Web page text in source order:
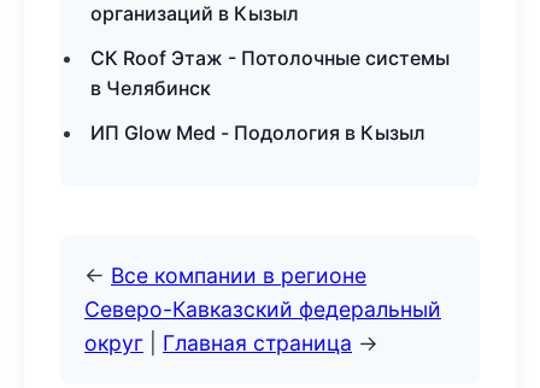
организаций в Кызыл
СК Roof Этаж - Потолочные системы
в Челябинск
ИП Glow Med - Подология в Кызыл
← Все компании в регионе
Северо-Кавказский федеральный
округ
Главная страница →